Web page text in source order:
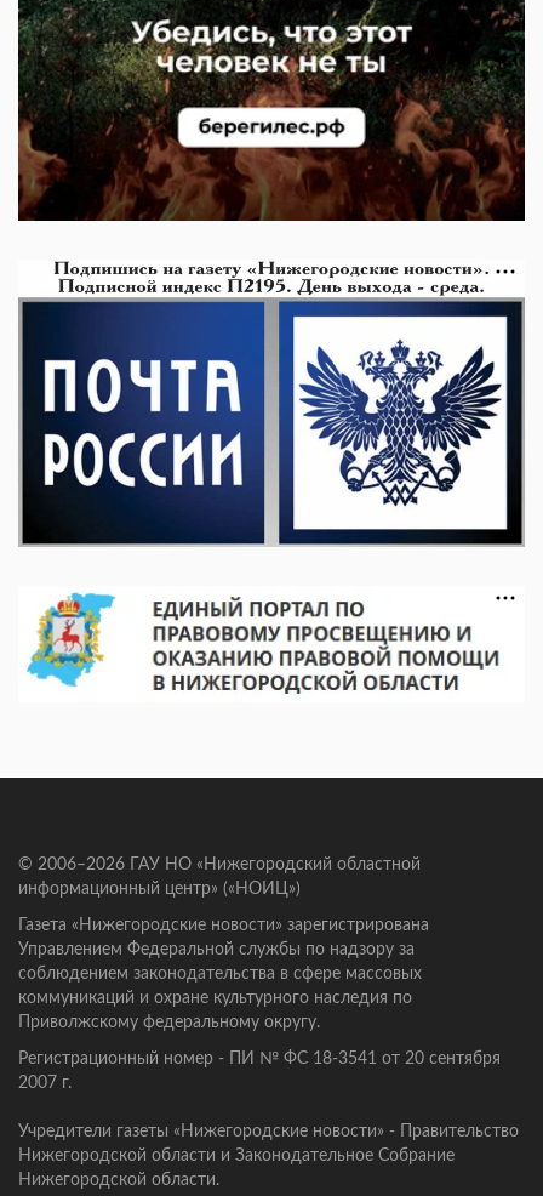
© 2006–2026 ГАУ НО «Нижегородский областной
информационный центр» («НОИЦ»)
Газета «Нижегородские новости» зарегистрирована
Управлением Федеральной службы по надзору за
соблюдением законодательства в сфере массовых
коммуникаций и охране культурного наследия по
Приволжскому федеральному округу.
Регистрационный номер - ПИ № ФС 18-3541 от 20 сентября
2007 г.
Учредители газеты «Нижегородские новости» - Правительство
Нижегородской области и Законодательное Собрание
Нижегородской области.